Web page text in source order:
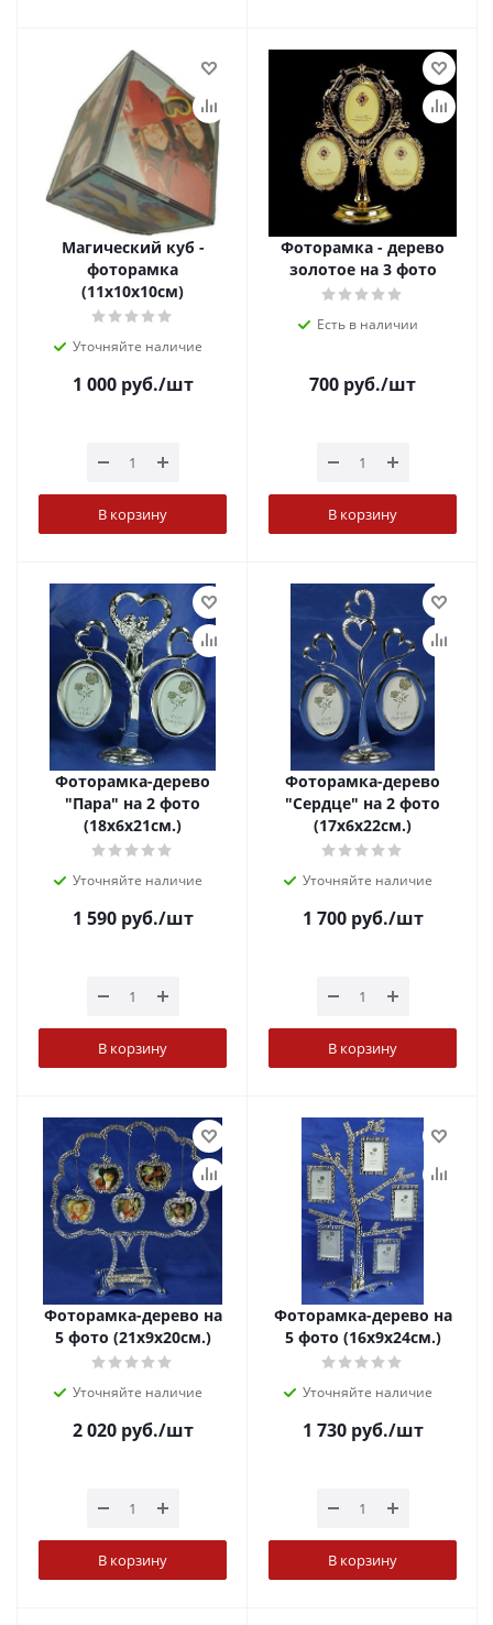
Магический куб -
фоторамка
(11х10х10см)
Уточняйте наличие
1 000руб./шт
В корзину
Фоторамка - дерево
золотое на 3 фото
Есть в наличии
700 руб./шт
В корзину
Фоторамка-дерево
"Пара" на 2 фото
(18x6x21см.)
Уточняйте наличие
1 590руб./шт
В корзину
Фоторамка-дерево
"Сердце" на 2 фото
(17x6x22см.)
Уточняйте наличие
1 700руб./шт
В корзину
Фоторамка-дерево на
5 фото (21x9x20см.)
Уточняйте наличие
2 020руб./шт
В корзину
Фоторамка-дерево на
5 фото (16x9x24см.)
Уточняйте наличие
1 730руб./шт
В корзину